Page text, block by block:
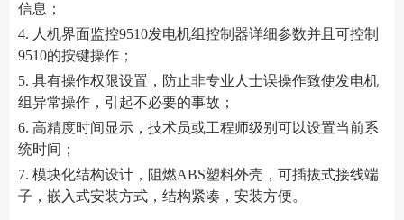
信息；
4. 人机界面监控9510发电机组控制器详细参数并且可控制
9510的按键操作；
5. 具有操作权限设置，防止非专业人士误操作致使发电机
组异常操作，引起不必要的事故；
6. 高精度时间显示，技术员或工程师级别可以设置当前系
统时间；
7. 模块化结构设计，阻燃ABS塑料外壳，可插拔式接线端
子，嵌入式安装方式，结构紧凑，安装方便。